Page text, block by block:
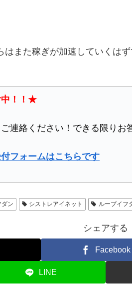
はまた稼ぎが加速していくはず
中！！★
連絡ください！できる限りお
フォームはこちらです
ダン シストレアイネット ループイフ
シェアする
Facebook
LINE